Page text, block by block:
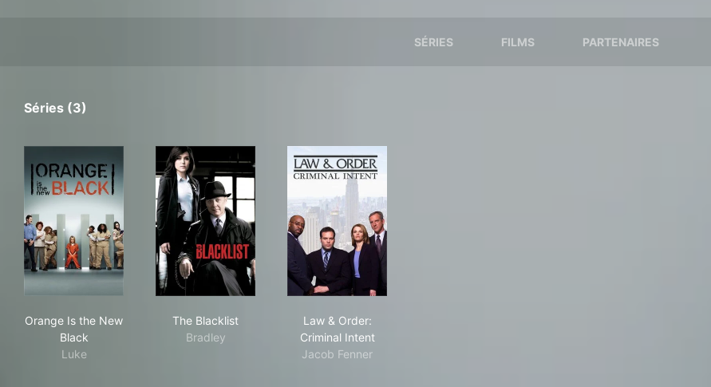
SÉRIES FILMS PARTENAIRES
Séries (3)
Orange Is the New
Black
Luke
The Blacklist
Bradley
Law & Order:
Criminal Intent
Jacob Fenner